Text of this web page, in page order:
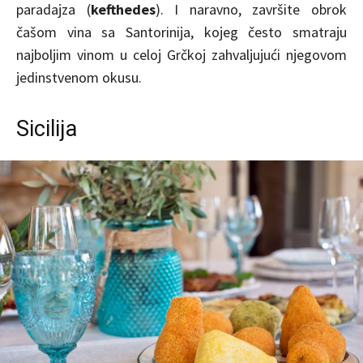
paradajza (kefthedes). I naravno, završite obrok
čašom vina sa Santorinija, kojeg često smatraju
najboljim vinom u celoj Grčkoj zahvaljujući njegovom
jedinstvenom okusu.
Sicilija